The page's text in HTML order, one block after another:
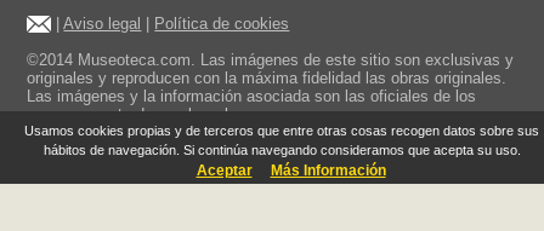
Usamos cookies propias y de terceros que entre otras cosas recogen datos sobre sus
hábitos de navegación. Si continúa navegando consideramos que acepta su uso.
Aceptar Más Información
|Aviso legal
Política de cookies
©2014 Museoteca.com. Las imágenes de este sitio son exclusivas y
originales y reproducen con la máxima fidelidad las obras originales.
Las imágenes y la información asociada son las oficiales de los
museos mostrados en la web.